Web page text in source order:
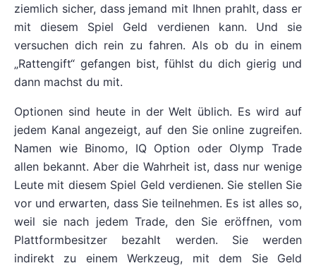
ziemlich sicher, dass jemand mit Ihnen prahlt, dass er
mit diesem Spiel Geld verdienen kann. Und sie
versuchen dich rein zu fahren. Als ob du in einem
„Rattengift“ gefangen bist, fühlst du dich gierig und
dann machst du mit.
Optionen sind heute in der Welt üblich. Es wird auf
jedem Kanal angezeigt, auf den Sie online zugreifen.
Namen wie Binomo, IQ Option oder Olymp Trade
allen bekannt. Aber die Wahrheit ist, dass nur wenige
Leute mit diesem Spiel Geld verdienen. Sie stellen Sie
vor und erwarten, dass Sie teilnehmen. Es ist alles so,
weil sie nach jedem Trade, den Sie eröffnen, vom
Plattformbesitzer bezahlt werden. Sie werden
indirekt zu einem Werkzeug, mit dem Sie Geld